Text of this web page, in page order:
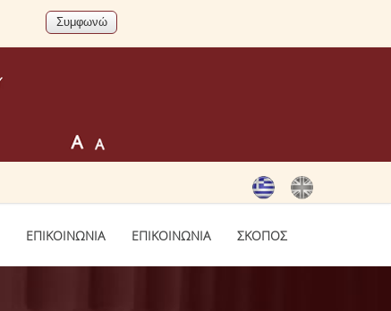
ΕΠΙΚΟΙΝΩΝΙΑ ΕΠΙΚΟΙΝΩΝΙΑ ΣΚΟΠΟΣ